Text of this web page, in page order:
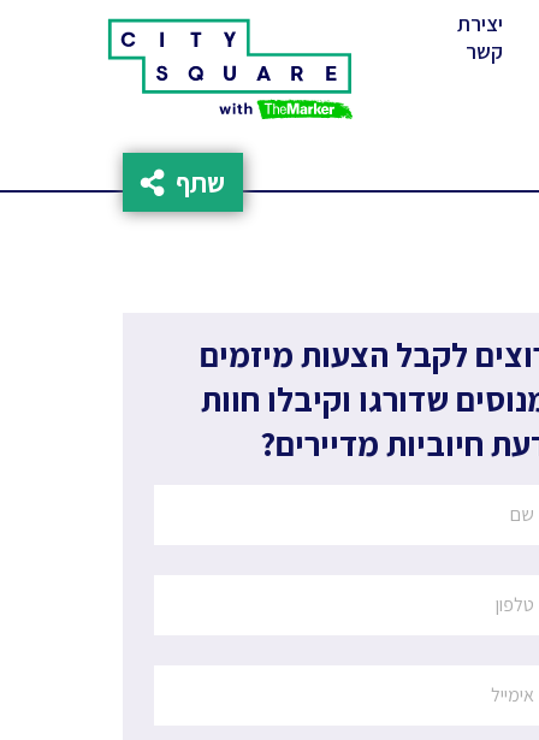
יצירת
קשר
שתף
לקבל הצעות מיזמים
שדורגו וקיבלו חוות
חיוביות מדיירים?